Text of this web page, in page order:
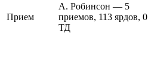
Прием
А. Робинсон — 5
приемов, 113 ярдов, 0
ТД